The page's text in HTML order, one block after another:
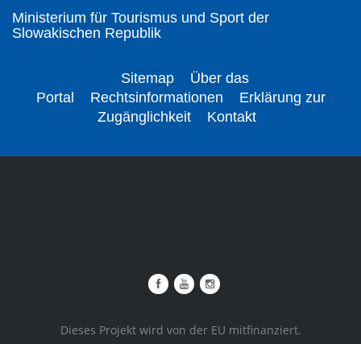
Ministerium für Tourismus und Sport der
Slowakischen Republik
Sitemap
Über das
Portal
Rechtsinformationen
Erklärung zur
Zugänglichkeit
Kontakt
Dieses Projekt wird von der EU mitfinanziert.